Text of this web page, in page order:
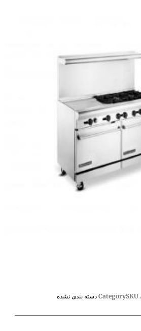
SKU
Category دسته بندی نشده